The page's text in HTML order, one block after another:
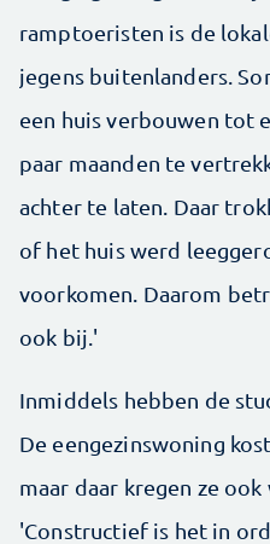
ramptoeristen is de
jegens buitenlanders.
een huis verbouwen tot
paar maanden te
achter te laten. Daar
of het huis werd
voorkomen. Daarom
ook bij.'
Inmiddels hebben de
De eengezinswoning
maar daar kregen ze
'Constructief is het in